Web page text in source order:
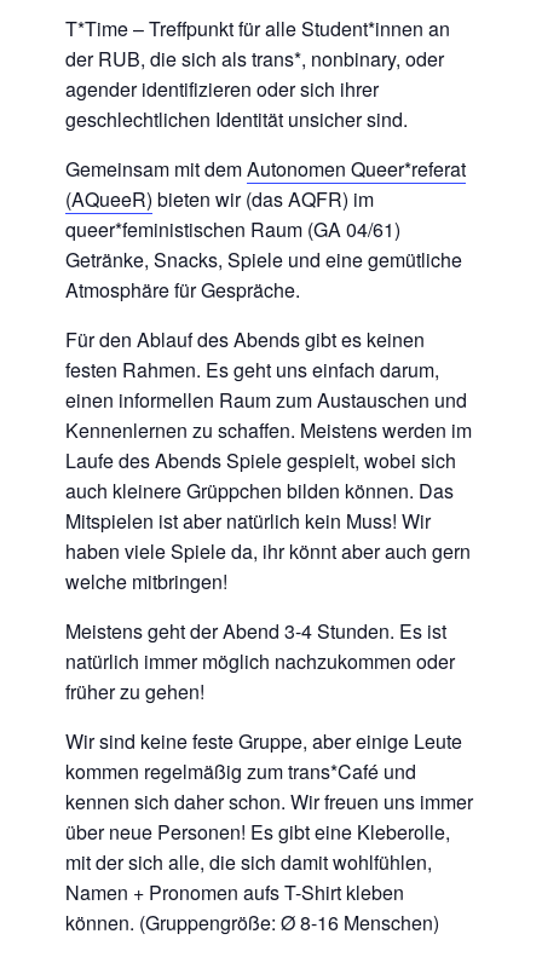
T*Time – Treffpunkt für alle Student*innen an
der RUB, die sich als trans*, nonbinary, oder
agender identifizieren oder sich ihrer
geschlechtlichen Identität unsicher sind.
Gemeinsam mit demAutonomen Queer*referat
(AQueeR) bieten wir (das AQFR) im
queer*feministischen Raum (GA 04/61)
Getränke, Snacks, Spiele und eine gemütliche
Atmosphäre für Gespräche.
Für den Ablauf des Abendsgibt es keinen
festen Rahmen. Es geht uns einfach darum,
einen informellen Raum zum Austauschen und
Kennenlernen zu schaffen. Meistens werden im
Laufe des Abends Spiele gespielt, wobei sich
auch kleinere Grüppchen bilden können. Das
Mitspielen ist aber natürlich kein Muss! Wir
haben viele Spiele da, ihr könnt aber auch gern
welche mitbringen!
Meistens geht der Abend 3-4 Stunden. Es ist
natürlich immer möglich nachzukommen oder
früher zu gehen!
Wir sind keine festeGruppe, aber einige Leute
kommen regelmäßig zum trans*Café und
kennen sich daher schon. Wir freuen uns immer
überneue Personen! Es gibt eine Kleberolle,
mit dersich alle, die sich damit wohlfühlen,
Namen + Pronomen aufs T-Shirt kleben
können. (Gruppengröße: Ø 8-16 Menschen)